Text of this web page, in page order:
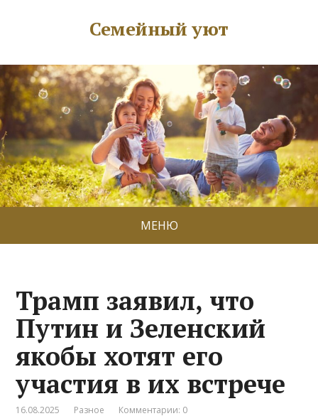
Семейный уют
МЕНЮ
Трамп заявил, что
Путин и Зеленский
якобы хотят его
участия в их встрече
16.08.2025 Разное Комментарии: 0